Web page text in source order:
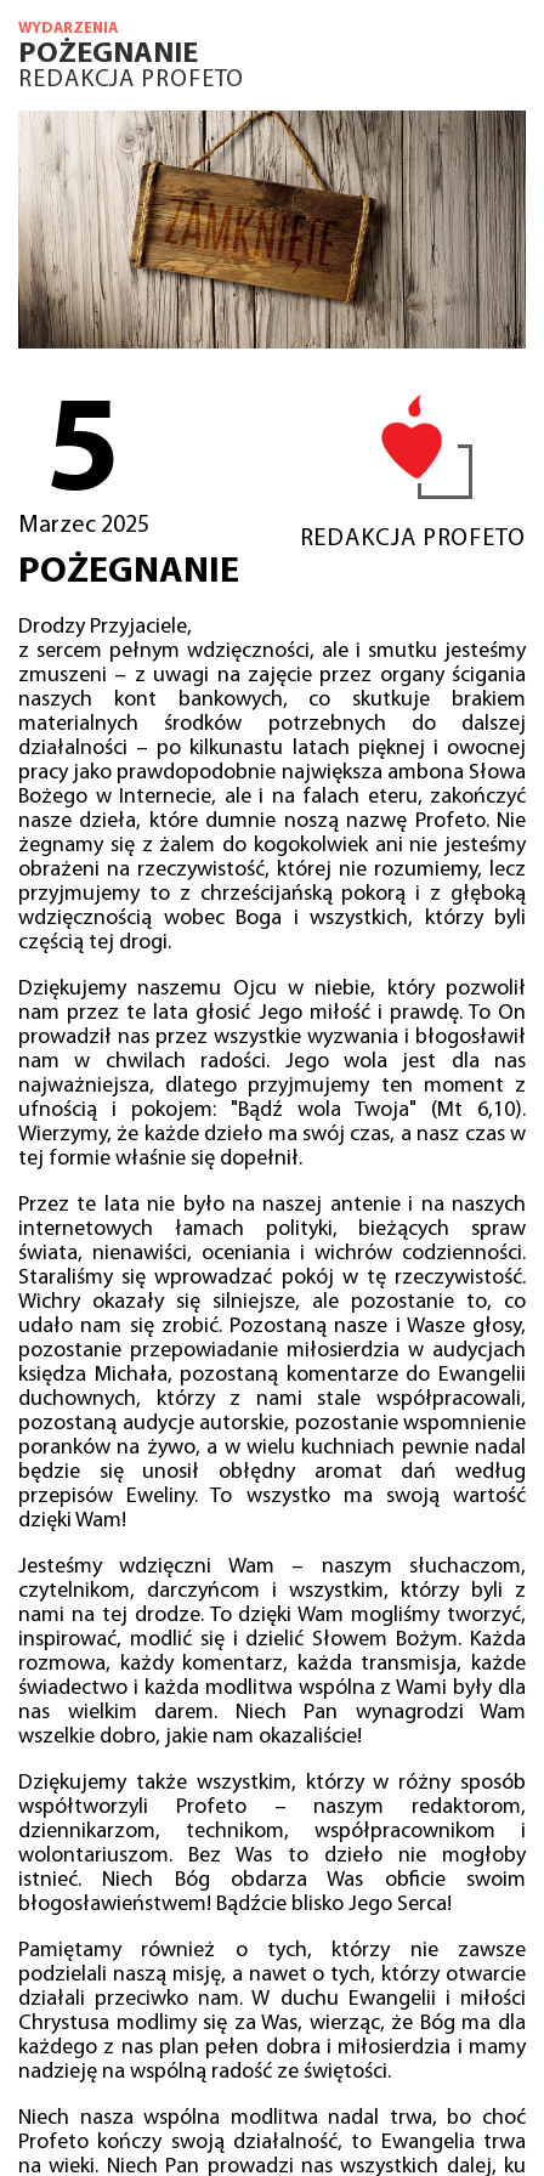
WYDARZENIA
POŻEGNANIE
REDAKCJA PROFETO
5
Marzec 2025
REDAKCJA PROFETO
POŻEGNANIE
Drodzy Przyjaciele,
z sercem pełnym wdzięczności, ale i smutku jesteśmy
zmuszeni – z uwagi na zajęcie przez organy ścigania
naszych kont bankowych, co skutkuje brakiem
materialnych środków potrzebnych do dalszej
działalności – po kilkunastu latach pięknej i owocnej
pracy jako prawdopodobnie największa ambona Słowa
Bożego w Internecie, ale i na falach eteru, zakończyć
nasze dzieła, które dumnie noszą nazwę Profeto. Nie
żegnamy się z żalem do kogokolwiek ani nie jesteśmy
obrażeni na rzeczywistość, której nie rozumiemy, lecz
przyjmujemy to z chrześcijańską pokorą i z głęboką
wdzięcznością wobec Boga i wszystkich, którzy byli
częścią tej drogi.
Dziękujemy naszemu Ojcu w niebie, który pozwolił
nam przez te lata głosić Jego miłość i prawdę. To On
prowadził nas przez wszystkie wyzwania i błogosławił
nam w chwilach radości. Jego wola jest dla nas
najważniejsza, dlatego przyjmujemy ten moment z
ufnością i pokojem: "Bądź wola Twoja" (Mt 6,10).
Wierzymy, że każde dzieło ma swój czas, a nasz czas w
tej formie właśnie się dopełnił.
Przez te lata nie było na naszej antenie i na naszych
internetowych łamach polityki, bieżących spraw
świata, nienawiści, oceniania i wichrów codzienności.
Staraliśmy się wprowadzać pokój w tę rzeczywistość.
Wichry okazały się silniejsze, ale pozostanie to, co
udało nam się zrobić. Pozostaną nasze i Wasze głosy,
pozostanie przepowiadanie miłosierdzia w audycjach
księdza Michała, pozostaną komentarze do Ewangelii
duchownych, którzy z nami stale współpracowali,
pozostaną audycje autorskie, pozostanie wspomnienie
poranków na żywo, a w wielu kuchniach pewnie nadal
będzie się unosił obłędny aromat dań według
przepisów Eweliny. To wszystko ma swoją wartość
dzięki Wam!
Jesteśmy wdzięczni Wam – naszym słuchaczom,
czytelnikom, darczyńcom i wszystkim, którzy byli z
nami na tej drodze. To dzięki Wam mogliśmy tworzyć,
inspirować, modlić się i dzielić Słowem Bożym. Każda
rozmowa, każdy komentarz, każda transmisja, każde
świadectwo i każda modlitwa wspólna z Wami były dla
nas wielkim darem. Niech Pan wynagrodzi Wam
wszelkie dobro, jakie nam okazaliście!
Dziękujemy także wszystkim, którzy w różny sposób
współtworzyli Profeto – naszym redaktorom,
dziennikarzom, technikom, współpracownikom i
wolontariuszom. Bez Was to dzieło nie mogłoby
istnieć. Niech Bóg obdarza Was obficie swoim
błogosławieństwem! Bądźcie blisko Jego Serca!
Pamiętamy również o tych, którzy nie zawsze
podzielali naszą misję, a nawet o tych, którzy otwarcie
działali przeciwko nam. W duchu Ewangelii i miłości
Chrystusa modlimy się za Was, wierząc, że Bóg ma dla
każdego z nas plan pełen dobra i miłosierdzia i mamy
nadzieję na wspólną radość ze świętości.
Niech nasza wspólna modlitwa nadal trwa, bo choć
Profeto kończy swoją działalność, to Ewangelia trwa
na wieki. Niech Pan prowadzi nas wszystkich dalej, ku